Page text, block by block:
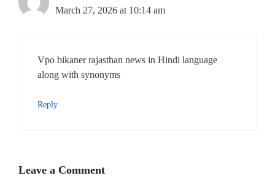
March 27, 2026 at 10:14 am
Vpo bikaner rajasthan news in Hindi language
along with synonyms
Reply
Leave a Comment